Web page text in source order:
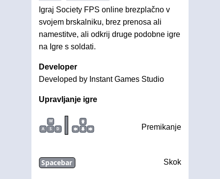
Igraj Society FPS online brezplačno v
svojem brskalniku, brez prenosa ali
namestitve, ali odkrij druge podobne igre
na Igre s soldati.
Developer
Developed by Instant Games Studio
Upravljanje igre
W
A
S D | Premikanje
Spacebar Skok